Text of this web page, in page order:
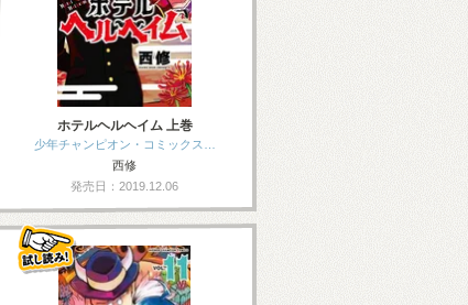
ホテルヘルヘイム 上巻
少年チャンピオン・コミックス…
西修
発売日：2019.12.06